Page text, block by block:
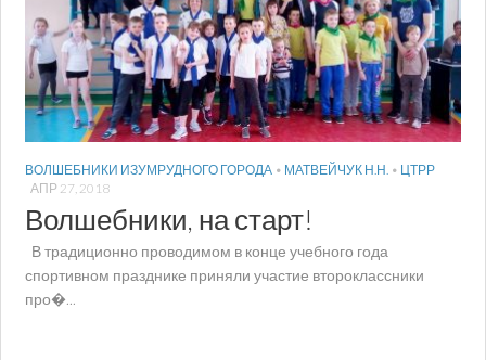
ВОЛШЕБНИКИ ИЗУМРУДНОГО ГОРОДА • МАТВЕЙЧУК Н.Н. • ЦТРР
АПР 27, 2018
Волшебники, на старт!
В традиционно проводимом в конце учебного года
спортивном празднике приняли участие второклассники
про�...